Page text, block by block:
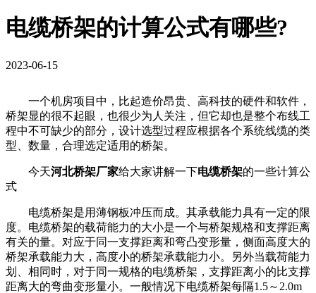
电缆桥架的计算公式有哪些?
2023-06-15
一个机房项目中，比起造价昂贵、高科技的硬件和软件，
桥架显的很不起眼，也很少为人关注，但它却也是整个布线工
程中不可缺少的部分，设计选型过程应根据各个系统线缆的类
型、数量，合理选定适用的桥架。
今天河北桥架厂家给大家讲解一下电缆桥架的一些计算公
式
电缆桥架是用薄钢板冲压而成。其承载能力具有一定的限
度。电缆桥架的载荷能力的大小是一个与桥架规格和支撑距离
有关的量。对应于同一支撑距离和弯凸变形量，侧面高度大的
桥架承载能力大，高度小的桥架承载能力小。另外当载荷能力
划、相同时，对于同一规格的电缆桥架，支撑距离小的比支撑
距离大的弯曲变形量小。一般情况下电缆桥架每隔1.5～2.0m